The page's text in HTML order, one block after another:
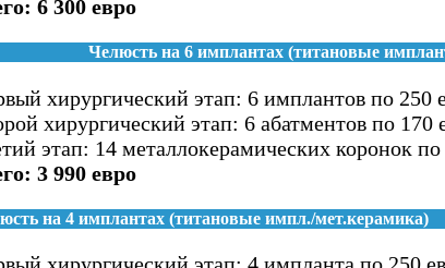
6 300 евро
Челюсть на 6 имплантах (титановые
хирургический этап: 6 имплантов по 250
хирургический этап: 6 абатментов по 170
этап: 14 металлокерамических коронок по
3 990 евро
на 4 имплантах (титановые импл./мет.керамика)